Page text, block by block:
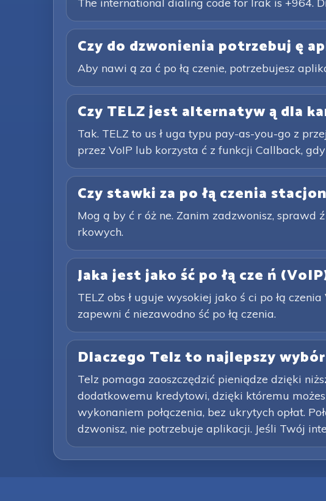
Czy do dzwonienia potrzebuj ę
Aby nawi ą za ć po łą czenie, potrzebujesz
Czy TELZ jest alternatyw ą dla
Tak. TELZ to us ł uga typu pay-as-you-go z
przez VoIP lub korzysta ć z funkcji Callback,
Czy stawki za po łą czenia
Mog ą by ć r óż ne. Zanim zadzwonisz,
rkowych.
Jaka jest jako ść po łą cze ń
TELZ obs ł uguje wysokiej jako ś ci po łą
zapewni ć niezawodno ść po łą czenia.
Dlaczego Telz to najlepszy
Telz pomaga zaoszczędzić pieniądze dzięki
dodatkowemu kredytowi, dzięki któremu
wykonaniem połączenia, bez ukrytych opłat.
dzwonisz, nie potrzebuje aplikacji. Jeśli Twój